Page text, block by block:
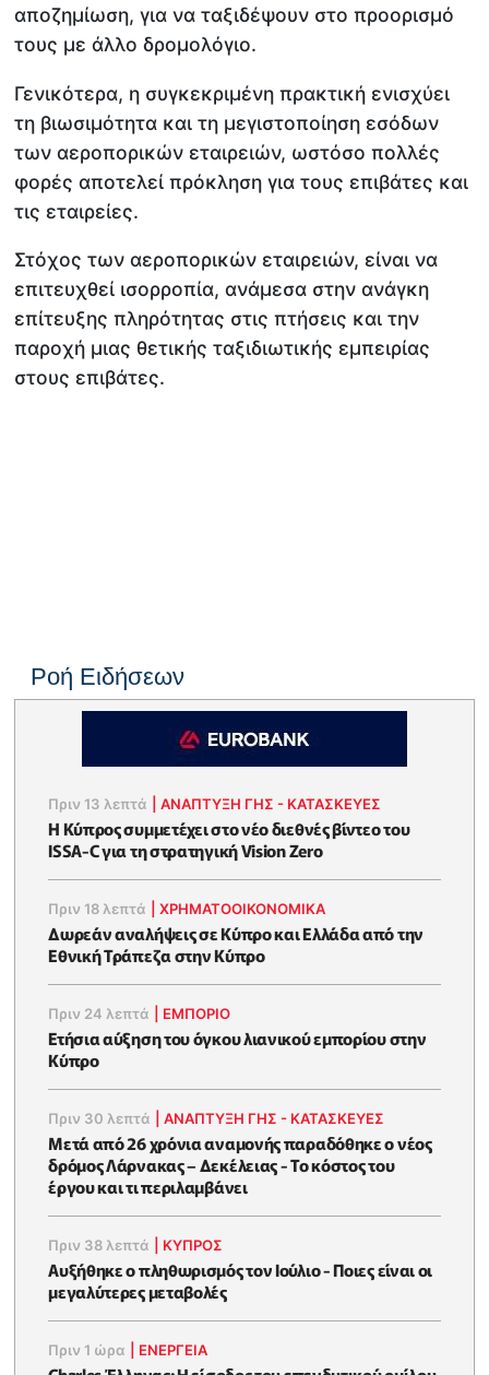
αποζημίωση, για να ταξιδέψουν στο προορισμό
τους με άλλο δρομολόγιο.
Γενικότερα, η συγκεκριμένη πρακτική ενισχύει
τη βιωσιμότητα και τη μεγιστοποίηση εσόδων
των αεροπορικών εταιρειών, ωστόσο πολλές
φορές αποτελεί πρόκληση για τους επιβάτες και
τις εταιρείες.
Στόχος των αεροπορικών εταιρειών, είναι να
επιτευχθεί ισορροπία, ανάμεσα στην ανάγκη
επίτευξης πληρότητας στις πτήσεις και την
παροχή μιας θετικής ταξιδιωτικής εμπειρίας
στους επιβάτες.
Ροή Ειδήσεων
Πριν 13 λεπτά |ΑΝΑΠΤΥΞΗ ΓΗΣ - ΚΑΤΑΣΚΕΥΕΣ
Η Κύπρος συμμετέχει στο νέο διεθνές βίντεο του
ISSA-C για τη στρατηγική Vision Zero
Πριν 18 λεπτά |ΧΡΗΜΑΤΟΟΙΚΟΝΟΜΙΚΆ
Δωρεάν αναλήψεις σε Κύπρο και Ελλάδα από την
Εθνική Τράπεζα στην Κύπρο
Πριν 24 λεπτά ΕΜΠΟΡΙΟ
Ετήσια αύξηση του όγκου λιανικού εμπορίου στην
Κύπρο
Πριν 30 λεπτά |ΑΝΑΠΤΥΞΗ ΓΗΣ - ΚΑΤΑΣΚΕΥΕΣ
Μετά από 26 χρόνια αναμονής παραδόθηκε ο νέος
δρόμος Λάρνακας – Δεκέλειας - Το κόστος του
έργου και τι περιλαμβάνει
Πριν 38 λεπτά ΚΥΠΡΟΣ
Aυξήθηκε o πληθωρισμός τον Ιούλιο - Ποιες είναι οι
μεγαλύτερες μεταβολές
Πριν 1 ώρα ΕΝΈΡΓΕΙΑ